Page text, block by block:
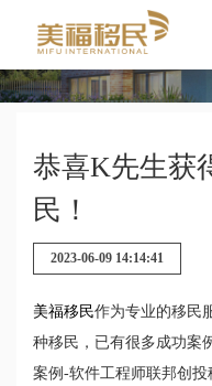
恭喜K先生获
民！
2023-06-09 14:14:41
美福移民作为专业的移民
种移民，已有很多成功案
案例-软件工程师联邦创投